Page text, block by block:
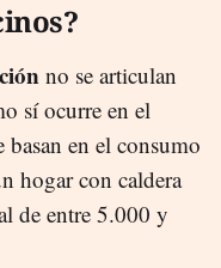
no se articulan
sí ocurre en el
basan en el consumo
hogar con caldera
de entre 5.000 y